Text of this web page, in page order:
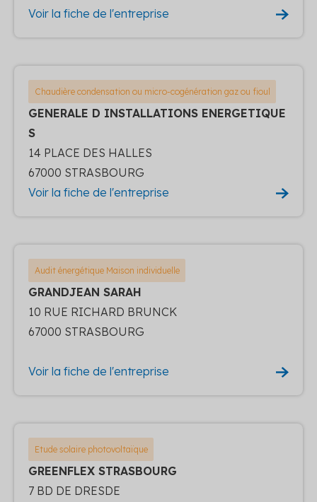
Voir la fiche de l'entreprise
Chaudière condensation ou micro-cogénération gaz ou fioul
GENERALE D INSTALLATIONS ENERGETIQUE
S
14 PLACE DES HALLES
67000 STRASBOURG
Voir la fiche de l'entreprise
Audit énergétique Maison individuelle
GRANDJEAN SARAH
10 RUE RICHARD BRUNCK
67000 STRASBOURG
Voir la fiche de l'entreprise
Etude solaire photovoltaïque
GREENFLEX STRASBOURG
7 BD DE DRESDE